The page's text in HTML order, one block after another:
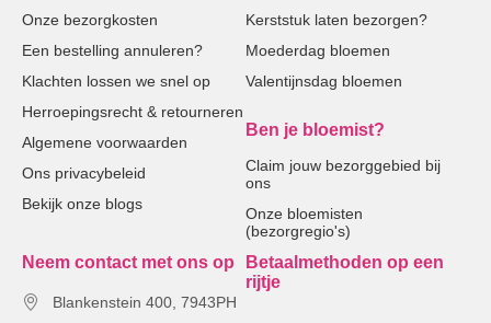
Onze bezorgkosten
Een bestelling annuleren?
Klachten lossen we snel op
Herroepingsrecht & retourneren
Algemene voorwaarden
Ons privacybeleid
Bekijk onze blogs
Kerststuk laten bezorgen?
Moederdag bloemen
Valentijnsdag bloemen
Ben je bloemist?
Claim jouw bezorggebied bij
ons
Onze bloemisten
(bezorgregio's)
Neem contact met ons op
Blankenstein 400, 7943PH
Betaalmethoden op een
rijtje